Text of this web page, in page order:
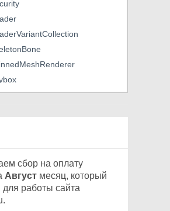
сбор на оплату
Август месяц, который
работы сайта